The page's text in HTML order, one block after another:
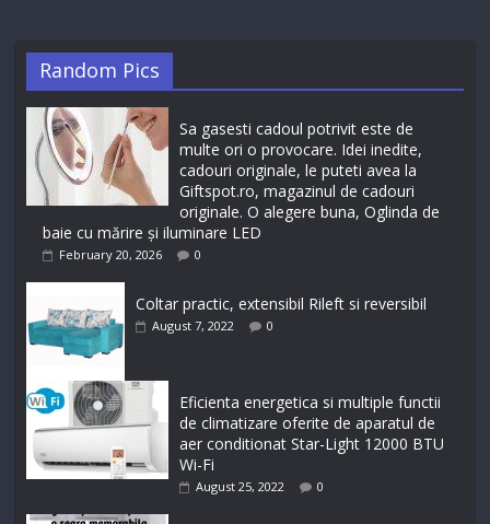
Random Pics
Sa gasesti cadoul potrivit este de
multe ori o provocare. Idei inedite,
cadouri originale, le puteti avea la
Giftspot.ro, magazinul de cadouri
originale. O alegere buna, Oglinda de
baie cu mărire și iluminare LED
February 20, 2026 0
Coltar practic, extensibil Rileft si reversibil
August 7, 2022 0
Eficienta energetica si multiple functii
de climatizare oferite de aparatul de
aer conditionat Star-Light 12000 BTU
Wi-Fi
August 25, 2022 0